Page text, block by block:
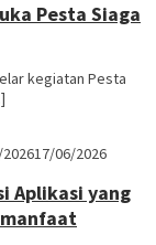
Pesta Siaga
kegiatan Pesta
17/06/2026
Aplikasi yang